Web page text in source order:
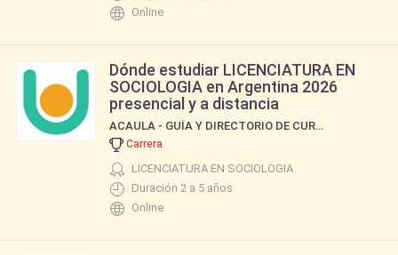
Online
Dónde estudiar LICENCIATURA EN
SOCIOLOGIA en Argentina 2026
presencial y a distancia
ACAULA - GUÍA Y DIRECTORIO DE CURSOS Y CARRERAS
Carrera
LICENCIATURA EN SOCIOLOGIA
Duración 2 a 5 años
Online